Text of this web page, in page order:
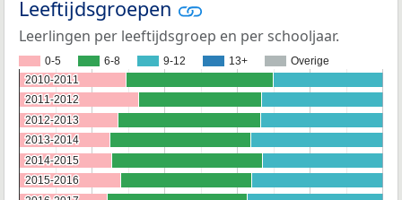
Leeftijdsgroepen
Leerlingen per leeftijdsgroep en per schooljaar.
0-5 6-8 9-12 13+ Overige
2010-2011
2010-2011
2011-2012
2011-2012
2012-2013
2012-2013
2013-2014
2013-2014
2014-2015
2014-2015
2015-2016
2015-2016